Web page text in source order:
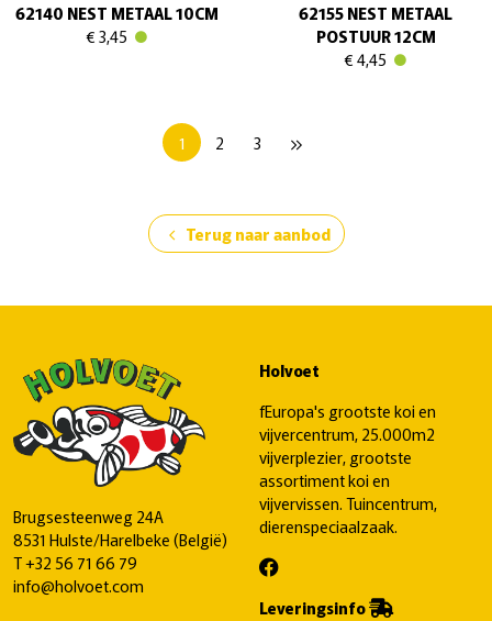
62140 NEST METAAL 10CM
€ 3,45
62155 NEST METAAL
POSTUUR 12CM
€ 4,45
1 2 3 keyboard_double_arrow_right
chevron_left Terug naar aanbod
Brugsesteenweg 24A
8531 Hulste/Harelbeke (België)
T+32 56 71 66 79
info@holvoet.com
Holvoet
fEuropa's grootste koi en
vijvercentrum, 25.000m2
vijverplezier, grootste
assortiment koi en
vijvervissen. Tuincentrum,
dierenspeciaalzaak.
Leveringsinfo